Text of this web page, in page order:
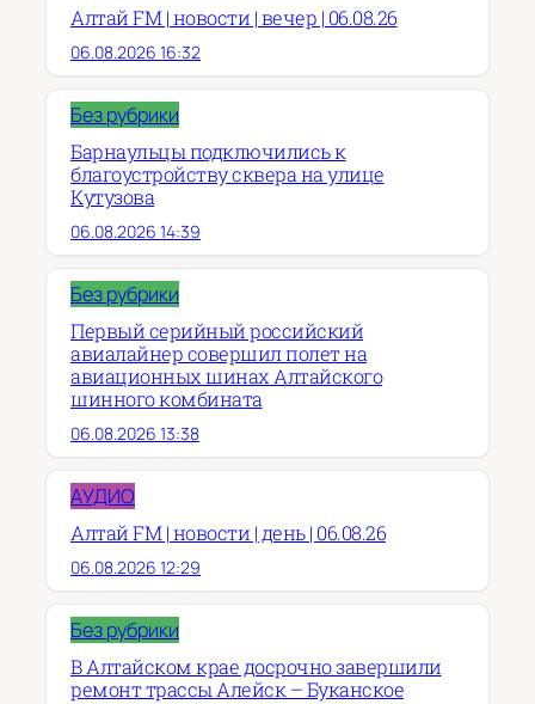
Алтай FM | новости | вечер | 06.08.26
06.08.2026 16:32
Без рубрики
Барнаульцы подключились к
благоустройству сквера на улице
Кутузова
06.08.2026 14:39
Без рубрики
Первый серийный российский
авиалайнер совершил полет на
авиационных шинах Алтайского
шинного комбината
06.08.2026 13:38
АУДИО
Алтай FM | новости | день | 06.08.26
06.08.2026 12:29
Без рубрики
В Алтайском крае досрочно завершили
ремонт трассы Алейск – Буканское